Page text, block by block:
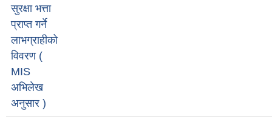
सुरक्षा भत्ता
प्राप्त गर्ने
लाभग्राहीको
विवरण (
MIS
अभिलेख
अनुसार )